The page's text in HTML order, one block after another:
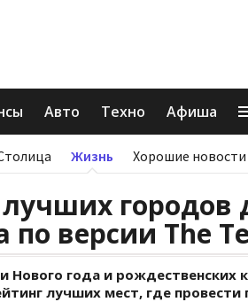
Авто Техно Афиша
Жизнь Хорошие новости
лучших городов
по версии The
Нового года и рождественских
лучших мест, где провести